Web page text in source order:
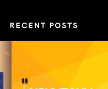
RECENT POSTS